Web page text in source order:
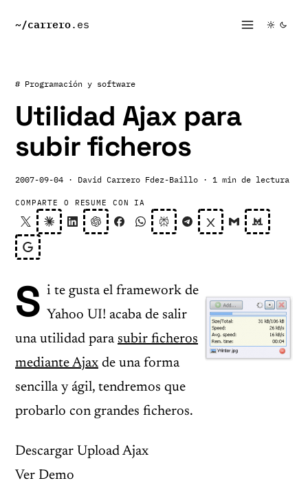
~/carrero.es
# Programación y software
Utilidad Ajax para
subir ficheros
2007-09-04 · David Carrero Fdez-Baillo · 1 min de lectura
COMPARTE O RESUME CON IA
S i te gusta el framework de
Yahoo UI! acaba de salir
una utilidad para subir ficheros
mediante Ajax de una forma
sencilla y ágil, tendremos que
probarlo con grandes ficheros.
Descargar Upload Ajax
Ver Demo